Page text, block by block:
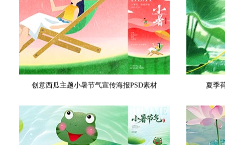
创意西瓜主题小暑节气宣传海报PSD素材 夏季